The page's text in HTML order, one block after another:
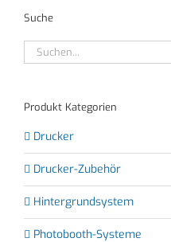
Suche
Produkt Kategorien
Drucker
Drucker-Zubehör
Hintergrundsystem
Photobooth-Systeme